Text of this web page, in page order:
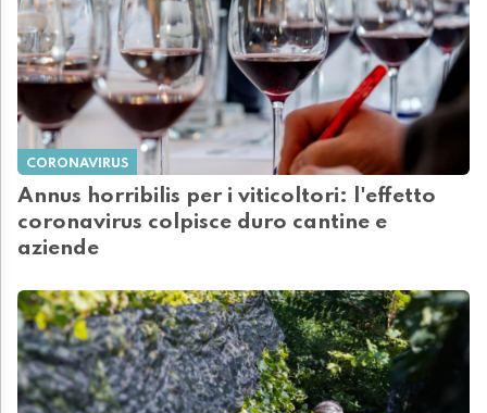
CORONAVIRUS
Annus horribilis per i viticoltori: l'effetto
coronavirus colpisce duro cantine e
aziende